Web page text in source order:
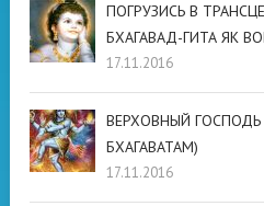
ПОГРУЗИСЬ В
БХАГАВАД-ГИТА ЯК
17.11.2016
ВЕРХОВНЫЙ
БХАГАВАТАМ)
17.11.2016